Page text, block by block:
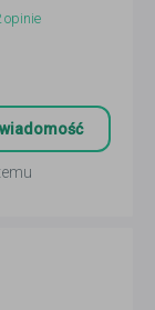
opinie